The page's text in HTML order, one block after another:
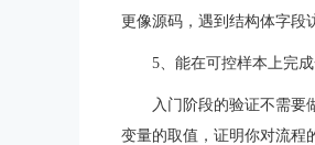
更像源码，遇到结构体字段
5、能在可控样本上完
入门阶段的验证不需要
变量的取值，证明你对流程